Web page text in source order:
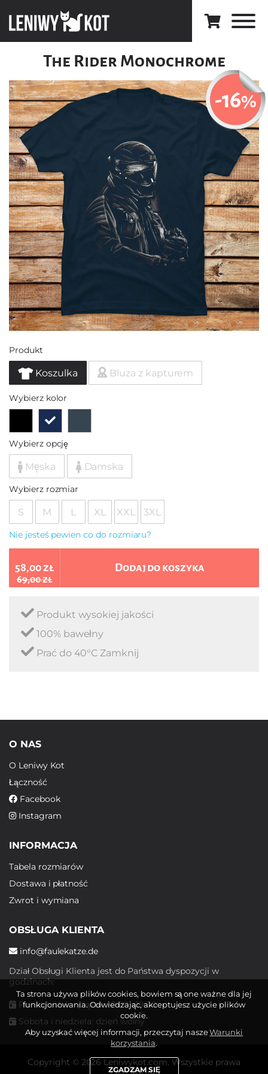
The Rider Monochrome
-16%
Produkt
Koszulka Bluza z kapturem
Wybierz kolor
Wybierz opcję
Męska Damska
Wybierz rozmiar
S M L XL XXL 3XL
Nie jesteś pewien co do rozmiaru?
58,00 zł
69,00 zł
Dodaj do koszyka
Produkt wysokiej jakości
100% bawełny
Prać do 40°C Zamknij
O NAS
O Leniwy Kot
Łączność
Facebook
Instagram
INFORMACJA
Tabela rozmiarów
Dostawa i płatność
Zwrot i wymiana
OBSŁUGA KLIENTA
info@faulekatze.de
Dział Obsługi Klienta jest do Państwa dyspozycji w
godzinach:
Poniedziałek - piątek: 10:00 - 19:00
Sobota i niedziela: dzień wolny
Copyright © 2026 Leniwykot.com. Wszystkie prawa
Ta strona używa plików cookies, bowiem są one ważne dla jej
funkcjonowania. Odwiedzając, akceptujesz użycie plików
cookie.
Aby uzyskać więcej informacji, przeczytaj naszeWarunki
korzystania.
ZGADZAM SIĘ